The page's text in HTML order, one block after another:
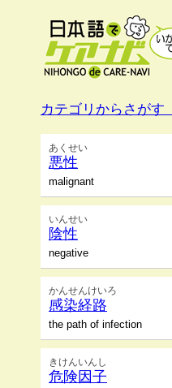
カテゴリからさがす
あくせい
悪性
malignant
いんせい
陰性
negative
かんせんけいろ
感染経路
the path of infection
きけんいんし
危険因子